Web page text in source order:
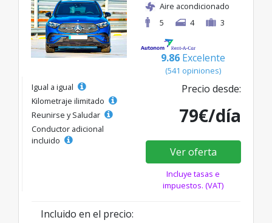
Aire acondicionado
5
4 3
9.86 Excelente
(541 opiniones)
Igual a igual
Kilometraje ilimitado
Reunirse y Saludar
Conductor adicional
incluido
Precio desde:
79€/día
Ver oferta
Incluye tasas e
impuestos. (VAT)
Incluido en el precio: